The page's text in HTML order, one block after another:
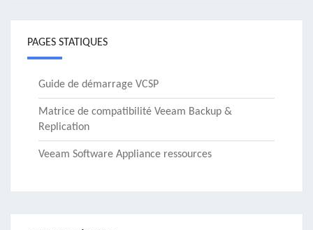
PAGES STATIQUES
Guide de démarrage VCSP
Matrice de compatibilité Veeam Backup &
Replication
Veeam Software Appliance ressources